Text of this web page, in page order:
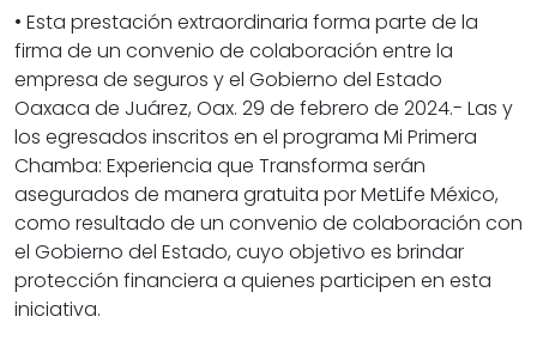
• Esta prestación extraordinaria forma parte de la
firma de un convenio de colaboración entre la
empresa de seguros y el Gobierno del Estado
Oaxaca de Juárez, Oax. 29 de febrero de 2024.- Las y
los egresados inscritos en el programa Mi Primera
Chamba: Experiencia que Transforma serán
asegurados de manera gratuita por MetLife México,
como resultado de un convenio de colaboración con
el Gobierno del Estado, cuyo objetivo es brindar
protección financiera a quienes participen en esta
iniciativa.